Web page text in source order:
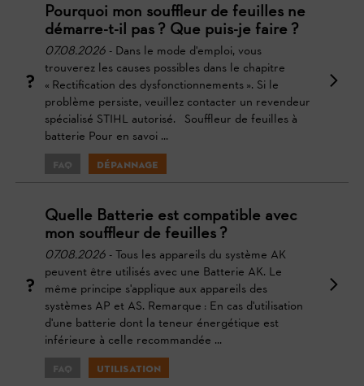
Pourquoi mon souffleur de feuilles ne
démarre-t-il pas ? Que puis-je faire ?
07.08.2026 - Dans le mode d'emploi, vous
trouverez les causes possibles dans le chapitre
« Rectification des dysfonctionnements ». Si le
problème persiste, veuillez contacter un revendeur
spécialisé STIHL autorisé. Souffleur de feuilles à
batterie Pour en savoi ...
FAQ Dépannage
Quelle Batterie est compatible avec
mon souffleur de feuilles ?
07.08.2026 - Tous les appareils du système AK
peuvent être utilisés avec une Batterie AK. Le
même principe s'applique aux appareils des
systèmes AP et AS. Remarque : En cas d'utilisation
d'une batterie dont la teneur énergétique est
inférieure à celle recommandée ...
FAQ Utilisation